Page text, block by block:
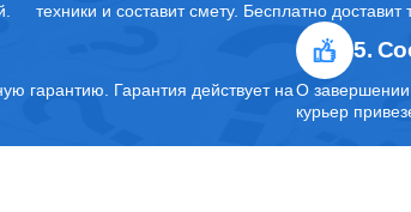
техники и составит смету. Бесплатно доставит
гарантию. Гарантия действует на
5.
О завершении
курьер